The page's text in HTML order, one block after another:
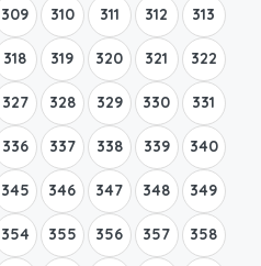
309 310 311 312 313
318 319 320 321 322
327 328 329 330 331
336 337 338 339 340
345 346 347 348 349
354 355 356 357 358